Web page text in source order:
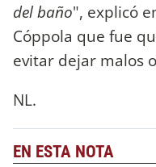
del baño", explicó
Cóppola que fue
evitar dejar malos
NL.
EN ESTA NOTA